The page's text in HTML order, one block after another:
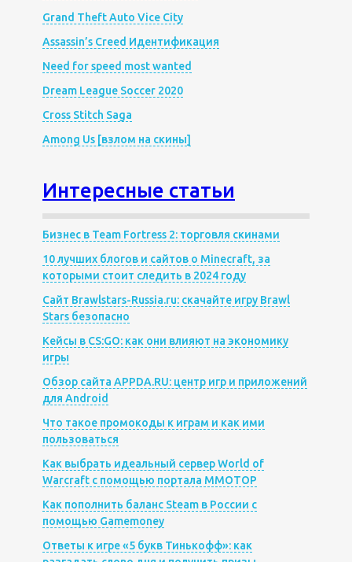
Grand Theft Auto Vice City
Assassin’s Creed Идентификация
Need for speed most wanted
Dream League Soccer 2020
Cross Stitch Saga
Among Us [взлом на скины]
Интересные статьи
Бизнес в Team Fortress 2: торговля скинами
10 лучших блогов и сайтов о Minecraft, за
которыми стоит следить в 2024 году
Сайт Brawlstars-Russia.ru: скачайте игру Brawl
Stars безопасно
Кейсы в CS:GO: как они влияют на экономику
игры
Обзор сайта APPDA.RU: центр игр и приложений
для Android
Что такое промокоды к играм и как ими
пользоваться
Как выбрать идеальный сервер World of
Warcraft с помощью портала MMOTOP
Как пополнить баланс Steam в России с
помощью Gamemoney
Ответы к игре «5 букв Тинькофф»: как